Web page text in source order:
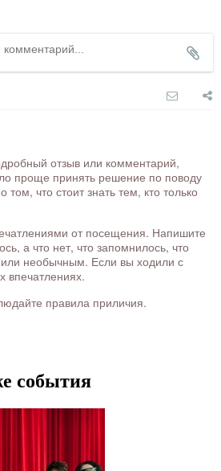
отзыв или комментарий,
проще принять решение по поводу
что стоит знать тем, кто только
от посещения. Напишите
а что нет, что запомнилось, что
необычным. Если вы ходили с
впечатлениях.
правила приличия.
события